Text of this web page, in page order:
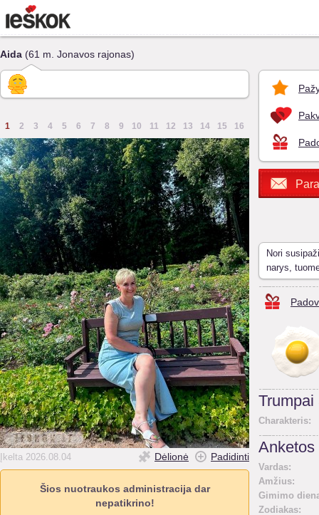
Aida (61 m. Jonavos rajonas)
1 2 3 4 5 6 7 8 9 10 11 12 13 14 15 16
Įkelta 2026.08.04 Dėlionė Padidinti
Šios nuotraukos administracija dar
nepatikrino!
Nori
narys,
Trumpai
Charakteris:
Anketos
Vardas:
Amžius:
Gimimo
Zodiakas: